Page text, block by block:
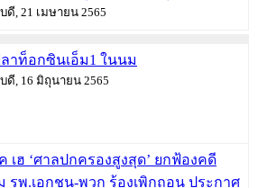
, 21 เมษายน 2565
าท็อกซินเอ็ม1 ในนม
ดี, 16 มิถุนายน 2565
เฮ ‘ศาลปกครองสูงสุด’ ยกฟ้องคดี
รพ.เอกชน-พวก ร้องเพิกถอน ประกาศ